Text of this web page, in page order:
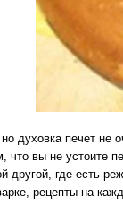
духовка печет не
что вы не устоите
другой, где есть
рецепты на